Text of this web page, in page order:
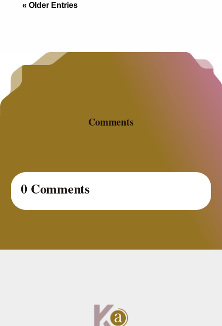
« Older Entries
Comments
0 Comments